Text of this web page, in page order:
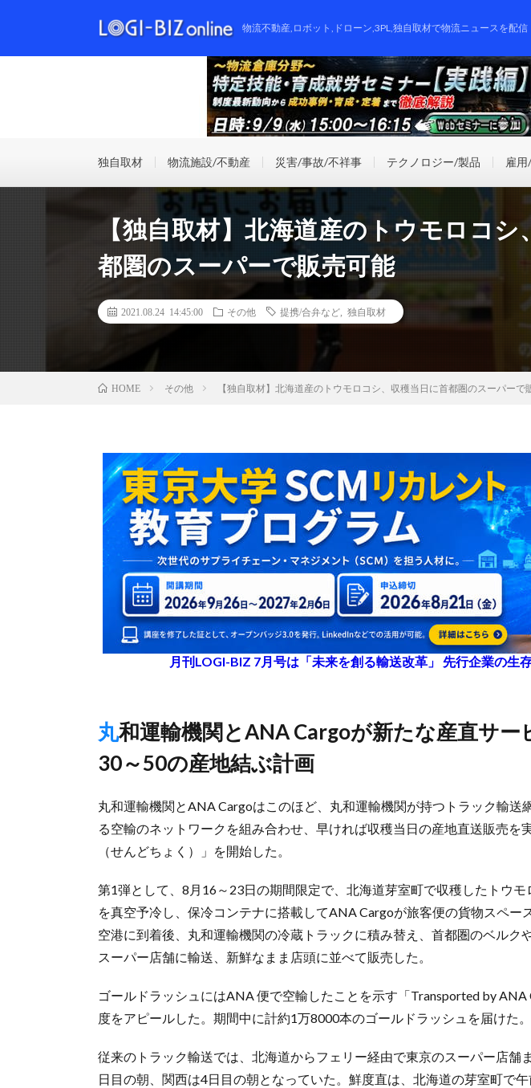
物流不動産,ロボット,ドローン,3PL,独自取材で物流ニュースを配信
独自取材 物流施設/不動産 災害/事故/不祥事 テクノロジー/製品 雇
【独自取材】北海道産のトウモロコシ
都圏のスーパーで販売可能
2021.08.24 14:45:00 その他 提携/合弁など 独自取材
HOME その他 【独自取材】北海道産のトウモロコシ、収穫当日に首都圏のスーパーで
月刊LOGI-BIZ 7月号は「未来を創る輸送改革」 先行企業の生
丸和運輸機関とANA Cargoが新たな産直サービス開始、将来は
30～50の産地結ぶ計画
丸和運輸機関とANA Cargoはこのほど、丸和運輸機関が持つトラック輸送
る空輸のネットワークを組み合わせ、早ければ収穫当日の産地直送販売を
（せんどちょく）」を開始した。
第1弾として、8月16～23日の期間限定で、北海道芽室町で収穫したトウモ
を真空予冷し、保冷コンテナに搭載してANA Cargoが旅客便の貨物スペー
空港に到着後、丸和運輸機関の冷蔵トラックに積み替え、首都圏のベルク
スーパー店舗に輸送、新鮮なまま店頭に並べて販売した。
ゴールドラッシュにはANA 便で空輸したことを示す「Transported by
度をアピールした。期間中に計約1万8000本のゴールドラッシュを届けた。
従来のトラック輸送では、北海道からフェリー経由で東京のスーパー店舗
日目の朝、関西は4日目の朝となっていた。鮮度直は、北海道の芽室町で